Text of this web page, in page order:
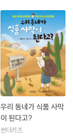
우리 동네가 식품 사막
이 된다고?
썬더키즈